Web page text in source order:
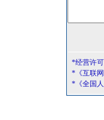
*经营许
*《互联
*《全国